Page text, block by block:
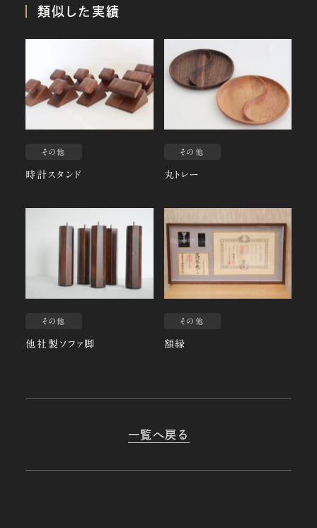
類似した実績
その他
時計スタンド
その他
丸トレー
その他
他社製ソファ脚
その他
額縁
一覧へ戻る